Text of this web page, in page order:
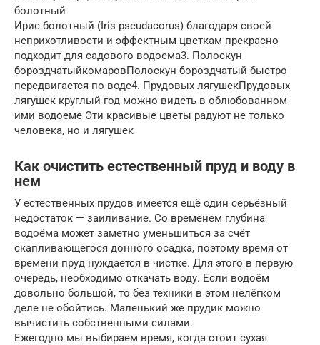
болотный
Ирис болотный (Iris pseudacorus) благодаря своей
неприхотливости и эффектным цветкам прекрасно
подходит для садового водоема3. Полоскун
бороздчатыйкомаровПолоскун бороздчатый быстро
передвигается по воде4. Прудовых лягушекПрудовых
лягушек круглый год можно видеть в облюбованном
ими водоеме Эти красивые цветы радуют не только
человека, но и лягушек
Как очистить естественный пруд и воду в
нем
У естественных прудов имеется ещё один серьёзный
недостаток — заиливание. Со временем глубина
водоёма может заметно уменьшиться за счёт
скапливающегося донного осадка, поэтому время от
времени пруд нуждается в чистке. Для этого в первую
очередь, необходимо откачать воду. Если водоём
довольно большой, то без техники в этом нелёгком
деле не обойтись. Маленький же прудик можно
вычистить собственными силами.
Ежегодно мы выбираем время, когда стоит сухая